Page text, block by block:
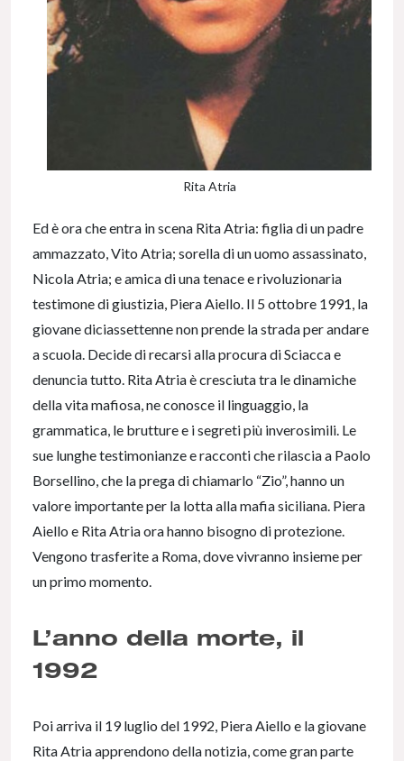
Rita Atria
Ed è ora che entra in scena Rita Atria: figlia di un padre
ammazzato, Vito Atria; sorella di un uomo assassinato,
Nicola Atria; e amica di una tenace e rivoluzionaria
testimone di giustizia, Piera Aiello. Il 5 ottobre 1991, la
giovane diciassettenne non prende la strada per andare
a scuola. Decide di recarsi alla procura di Sciacca e
denuncia tutto. Rita Atria è cresciuta tra le dinamiche
della vita mafiosa, ne conosce il linguaggio, la
grammatica, le brutture e i segreti più inverosimili. Le
sue lunghe testimonianze e racconti che rilascia a Paolo
Borsellino, che la prega di chiamarlo “Zio”, hanno un
valore importante per la lotta alla mafia siciliana. Piera
Aiello e Rita Atria ora hanno bisogno di protezione.
Vengono trasferite a Roma, dove vivranno insieme per
un primo momento.
L’anno della morte, il
1992
Poi arriva il 19 luglio del 1992, Piera Aiello e la giovane
Rita Atria apprendono della notizia, come gran parte